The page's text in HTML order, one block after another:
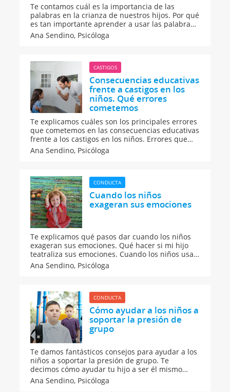
Te contamos cuál es la importancia de las
palabras en la crianza de nuestros hijos. Por qué
es tan importante aprender a usar las palabras
de forma positiva con nuestros hijos.
Ana Sendino, Psicóloga
CASTIGOS
Consecuencias educativas
frente a castigos en los
niños. Qué errores
cometemos
Te explicamos cuáles son los principales errores
que cometemos en las consecuencias educativas
frente a los castigos en los niños. Errores que
cometemos a la hora de utilizar las
consecuencias educativas con los niños. Por qué
frente al castigo.
Ana Sendino, Psicóloga
CONDUCTA
Cuando los niños
exageran sus emociones
Te explicamos qué pasos dar cuando los niños
exageran sus emociones. Qué hacer si mi hijo
teatraliza sus emociones. Cuando los niños usan
sus emociones para llamar nuestra atención.
Cómo actuar ante mi hijo si exagera sus
rabieta.
Ana Sendino, Psicóloga
CONDUCTA
Cómo ayudar a los niños a
soportar la presión de
grupo
Te damos fantásticos consejos para ayudar a los
niños a soportar la presión de grupo. Te
decimos cómo ayudar tu hijo a ser él mismo
dentro de un grupo, a no dejarse llevar e influir
demasiado por los demás. Fantásticos consejos
Ana Sendino, Psicóloga